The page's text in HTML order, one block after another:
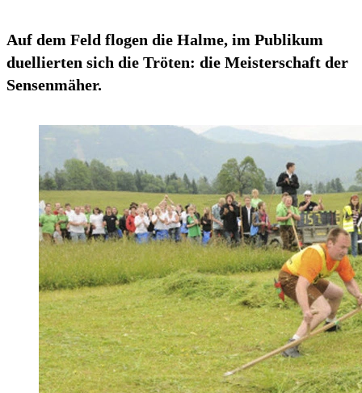
Auf dem Feld flogen die Halme, im Publikum
duellierten sich die Tröten: die Meisterschaft der
Sensenmäher.